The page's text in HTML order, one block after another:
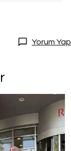
Yorum Yap